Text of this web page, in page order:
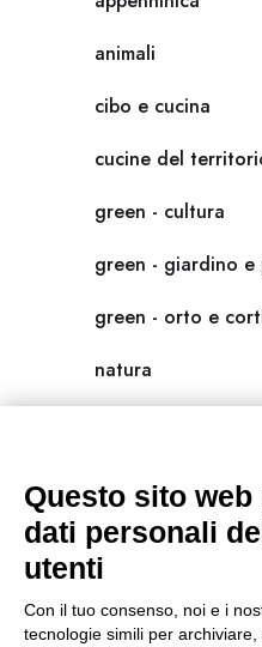
animali
cibo e cucina
cucine del
green - cultura
green - giardino e
green - orto e
natura
scienza
universolocale
viedellaseta
Questo sito
dati personali
utenti
Con il tuo consenso, noi e i
tecnologie simili per